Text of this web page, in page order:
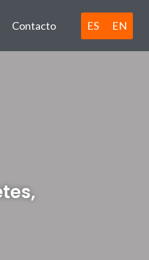
Contacto ES EN